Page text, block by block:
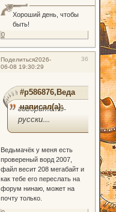
Хороший день, чтобы
быть!
0
Поделиться 36
2026-
06-08 19:30:29
#p586876,Веда
написал(а):
говорите по-
русски....
Ведьмачёк у меня есть
провереный ворд 2007,
файл весит 208 мегабайт и
как тебе его переслать на
форум нинаю, может на
почту только.